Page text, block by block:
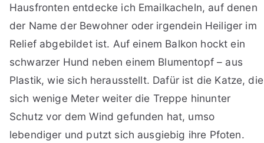
Hausfronten entdecke ich Emailkacheln, auf denen
der Name der Bewohner oder irgendein Heiliger im
Relief abgebildet ist. Auf einem Balkon hockt ein
schwarzer Hund neben einem Blumentopf – aus
Plastik, wie sich herausstellt. Dafür ist die Katze, die
sich wenige Meter weiter die Treppe hinunter
Schutz vor dem Wind gefunden hat, umso
lebendiger und putzt sich ausgiebig ihre Pfoten.